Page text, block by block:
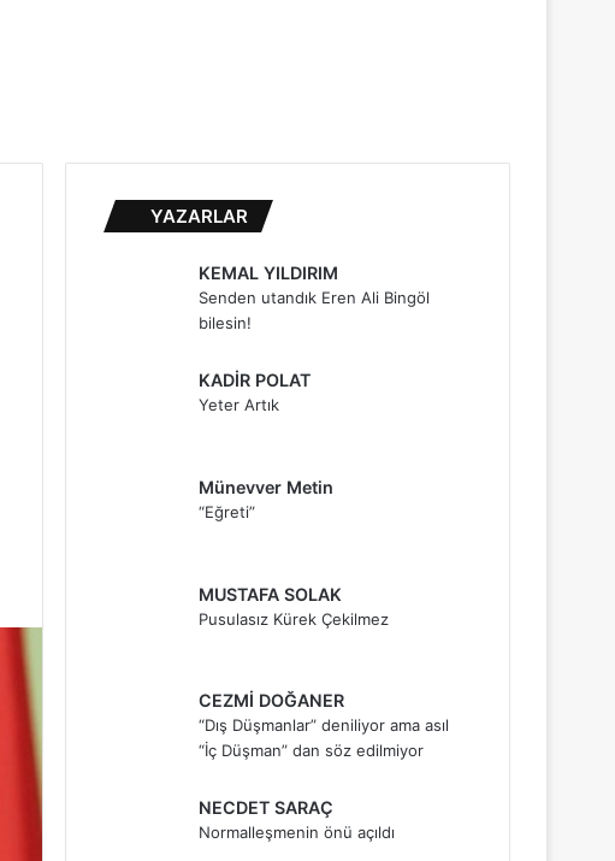
YAZARLAR
KEMAL YILDIRIM
Senden utandık Eren Ali Bingöl
bilesin!
KADİR POLAT
Yeter Artık
Münevver Metin
“Eğreti”
MUSTAFA SOLAK
Pusulasız Kürek Çekilmez
CEZMİ DOĞANER
“Dış Düşmanlar” deniliyor ama asıl
“İç Düşman” dan söz edilmiyor
NECDET SARAÇ
Normalleşmenin önü açıldı